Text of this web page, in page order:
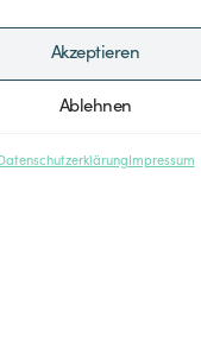
Akzeptieren
Ablehnen
Datenschutzerklärung Impressum